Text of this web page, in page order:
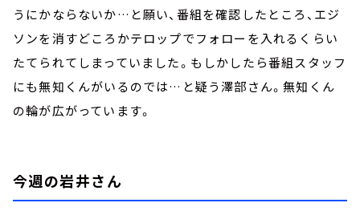
うにかならないか…と願い、番組を確認したところ、エジ
ソンを消すどころかテロップでフォローを入れるくらい
たてられてしまっていました。もしかしたら番組スタッフ
にも無知くんがいるのでは…と疑う澤部さん。無知くん
の輪が広がっています。
今週の岩井さん